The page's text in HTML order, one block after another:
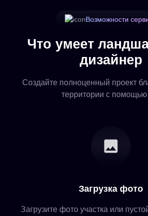
Возможности
Что умеет
дизайнер
Создайте полноценный проект
территории с
Загрузка фото
Загрузите фото участка или